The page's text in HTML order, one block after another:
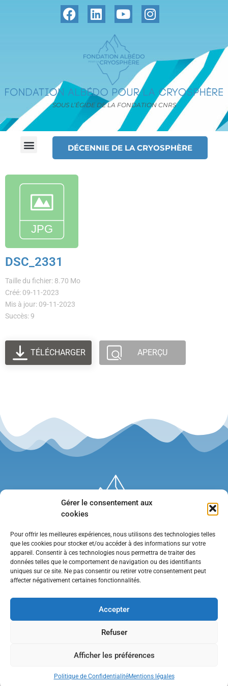
Gérer le consentement aux
cookies
Pour offrir les meilleures expériences, nous utilisons des technologies telles
que les cookies pour stocker et/ou accéder à des informations sur votre
appareil. Consentir à ces technologies nous permettra de traiter des
données telles que le comportement de navigation ou des identifiants
uniques sur ce site. Ne pas consentir ou retirer votre consentement peut
affecter négativement certaines fonctionnalités.
Accepter
Refuser
Afficher les préférences
Politique de ConfidentialitéMentions légales
SOUS L’ÉGIDE DE LA FONDATION CNRS
DÉCENNIE DE LA CRYOSPHÈRE
DSC_2331
Taille du fichier: 8.70 Mo
Créé: 09-11-2023
Mis à jour: 09-11-2023
Succès: 9
TÉLÉCHARGER APERÇU
•Contact